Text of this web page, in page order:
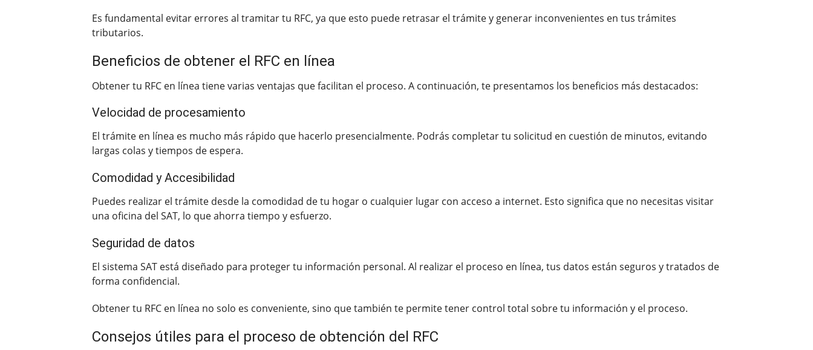
Es fundamental evitar errores al tramitar tu RFC, ya que esto puede retrasar el trámite y generar inconvenientes en tus trámites
tributarios.
Beneficios de obtener el RFC en línea
Obtener tu RFC en línea tiene varias ventajas que facilitan el proceso. A continuación, te presentamos los beneficios más destacados:
Velocidad de procesamiento
El trámite en línea es mucho más rápido que hacerlo presencialmente. Podrás completar tu solicitud en cuestión de minutos, evitando
largas colas y tiempos de espera.
Comodidad y Accesibilidad
Puedes realizar el trámite desde la comodidad de tu hogar o cualquier lugar con acceso a internet. Esto significa que no necesitas visitar
una oficina del SAT, lo que ahorra tiempo y esfuerzo.
Seguridad de datos
El sistema SAT está diseñado para proteger tu información personal. Al realizar el proceso en línea, tus datos están seguros y tratados de
forma confidencial.
Obtener tu RFC en línea no solo es conveniente, sino que también te permite tener control total sobre tu información y el proceso.
Consejos útiles para el proceso de obtención del RFC